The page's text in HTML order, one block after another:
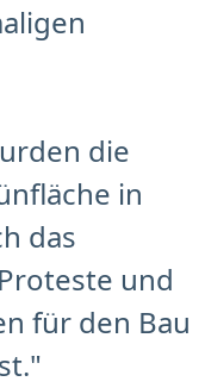
die
in
das
und
für den Bau